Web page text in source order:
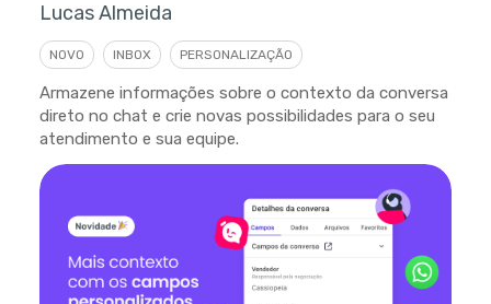
Lucas Almeida
NOVO INBOX PERSONALIZAÇÃO
Armazene informações sobre o contexto da conversa
direto no chat e crie novas possibilidades para o seu
atendimento e sua equipe.